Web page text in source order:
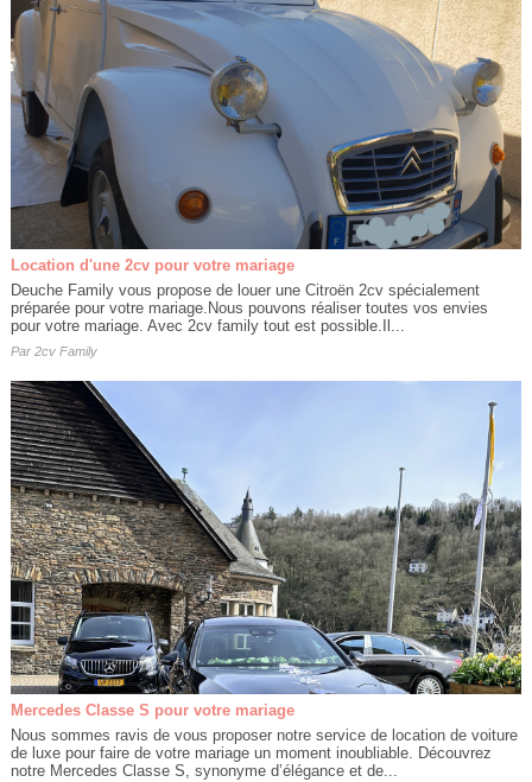
Location d'une 2cv pour votre mariage
Deuche Family vous propose de louer une Citroën 2cv spécialement
préparée pour votre mariage.Nous pouvons réaliser toutes vos envies
pour votre mariage. Avec 2cv family tout est possible.Il...
Par 2cv Family
Mercedes Classe S pour votre mariage
Nous sommes ravis de vous proposer notre service de location de voiture
de luxe pour faire de votre mariage un moment inoubliable. Découvrez
notre Mercedes Classe S, synonyme d’élégance et de...